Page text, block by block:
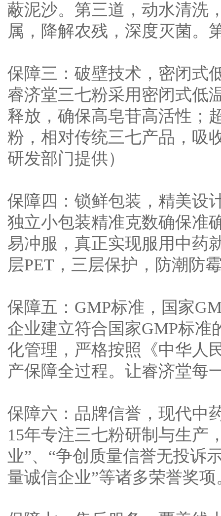
蔽泥沙。第三道，动水清洗
属，降解农残，深度灭菌。
保障三：破壁技术，密闭式
睿济堂三七粉采用密闭式低
释放，确保高皂苷高活性；
粉，相对传统三七产品，吸
研发部门提供）
保障四：锁鲜包装，精美设
独立小包装精准克数确保准
易冲服，真正实现服用中药
层PET，三层保护，防潮防
保障五：GMP标准，国家
企业建立符合国家GMP标
化管理，严格按照《中华人
产保障全过程。让睿济堂每
保障六：品牌信誉，现代中
15年专注三七粉研制与生产
业”、“争创质量信誉无投诉
量诚信企业”等诸多荣誉奖